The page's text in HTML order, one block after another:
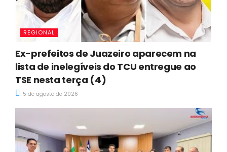
REGIONAL
Ex-prefeitos de Juazeiro aparecem na
lista de inelegíveis do TCU entregue ao
TSE nesta terça (4)
5 de agosto de 2026